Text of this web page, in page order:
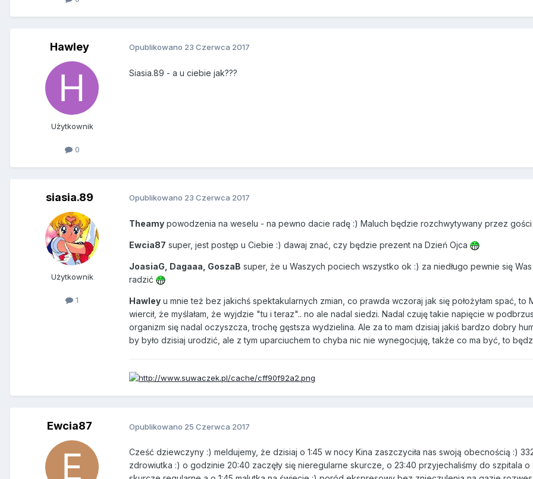
Hawley
Użytkownik
0
Opublikowano 23 Czerwca 2017
Siasia.89 - a u ciebie jak???
siasia.89
Użytkownik
1
Opublikowano 23 Czerwca 2017
Theamy powodzenia na weselu - na pewno dacie radę :) Maluch będzie rozchwytywany przez
Ewcia87 super, jest postęp u Ciebie :) dawaj znać, czy będzie prezent na Dzień Ojca
JoasiaG, Dagaaa, GoszaB super, że u Waszych pociech wszystko ok :) za niedługo pewnie się
radzić
Hawley u mnie też bez jakichś spektakularnych zmian, co prawda wczoraj jak się położyłam spać, to
wiercił, że myślałam, że wyjdzie "tu i teraz".. no ale nadal siedzi. Nadal czuję takie napięcie w
organizm się nadal oczyszcza, trochę gęstsza wydzielina. Ale za to mam dzisiaj jakiś bardzo dobry
by było dzisiaj urodzić, ale z tym uparciuchem to chyba nic nie wynegocjuję, także co ma być, to
Ewcia87 Opublikowano 25 Czerwca 2017
Cześć dziewczyny :) meldujemy, że dzisiaj o 1:45 w nocy Kina zaszczyciła nas swoją obecnością :)
zdrowiutka :) o godzinie 20:40 zaczęły się nieregularne skurcze, o 23:40 przyjechaliśmy do szpitala o